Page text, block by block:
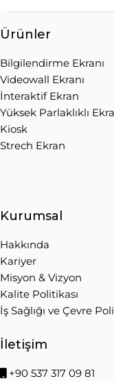
Ürünler
Bilgilendirme Ekranı
Videowall Ekranı
İnteraktif Ekran
Yüksek Parlaklıklı
Kiosk
Strech Ekran
Kurumsal
Hakkında
Kariyer
Misyon & Vizyon
Kalite Politikası
İş Sağlığı ve Çevre
İletişim
+90 537 317 09 81